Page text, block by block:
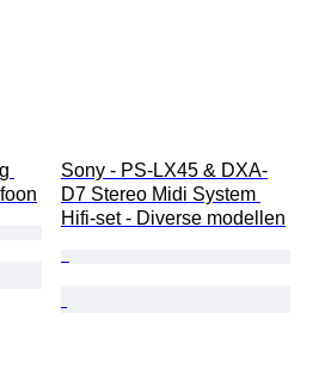
Sony - PS-LX45 & DXA-
D7 Stereo Midi System
Hifi-set - Diverse modellen